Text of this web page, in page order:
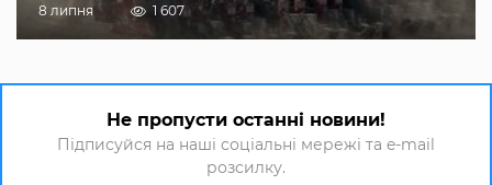
8 липня 1 607
Не пропусти останні новини!
Підписуйся на наші соціальні мережі та e-mail
розсилку.